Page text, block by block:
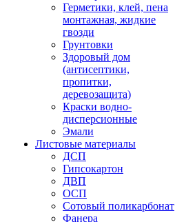
Герметики, клей, пена
монтажная, жидкие
гвозди
Грунтовки
Здоровый дом
(антисептики,
пропитки,
деревозащита)
Краски водно-
дисперсионные
Эмали
Листовые материалы
ДСП
Гипсокартон
ДВП
ОСП
Сотовый поликарбонат
Фанера